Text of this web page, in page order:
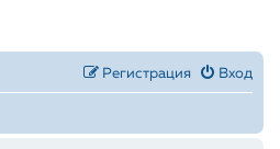
Вход
Регистрация